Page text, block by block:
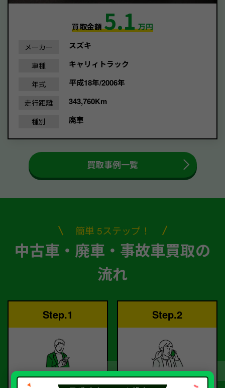
買取金額5.1万円
メーカー スズキ
車種 キャリィトラック
年式 平成18年/2006年
走行距離 343,760Km
種別 廃車
買取事例一覧
簡単 5ステップ！
中古車・廃車・事故車買取の
流れ
Step.1
ご依頼
Step.2
査定